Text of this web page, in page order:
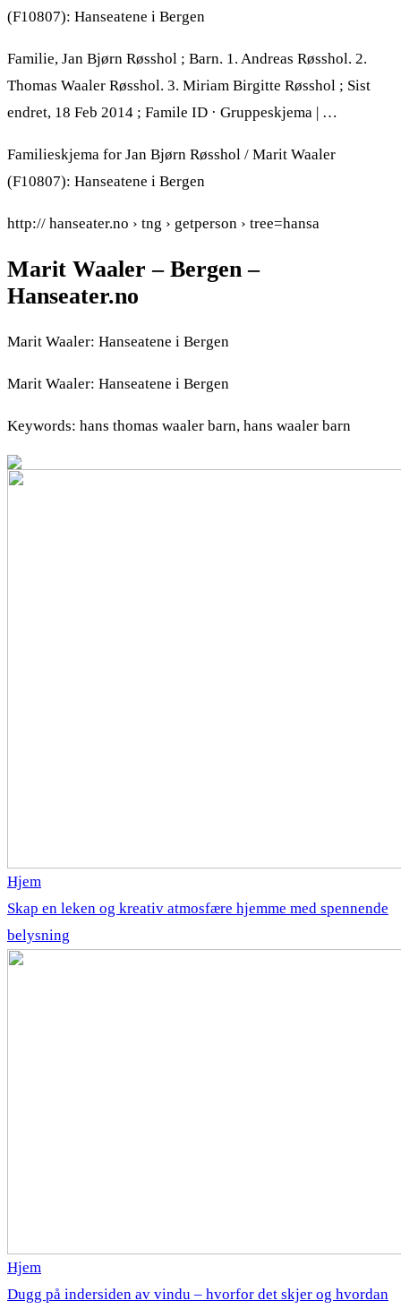
(F10807): Hanseatene i Bergen
Familie, Jan Bjørn Røsshol ; Barn. 1. Andreas Røsshol. 2.
Thomas Waaler Røsshol. 3. Miriam Birgitte Røsshol ; Sist
endret, 18 Feb 2014 ; Famile ID · Gruppeskjema | …
Familieskjema for Jan Bjørn Røsshol / Marit Waaler
(F10807): Hanseatene i Bergen
http:// hanseater.no › tng › getperson › tree=hansa
Marit Waaler – Bergen –
Hanseater.no
Marit Waaler: Hanseatene i Bergen
Marit Waaler: Hanseatene i Bergen
Keywords: hans thomas waaler barn, hans waaler barn
Hjem
Skap en leken og kreativ atmosfære hjemme med spennende
belysning
Hjem
Dugg på indersiden av vindu – hvorfor det skjer og hvordan